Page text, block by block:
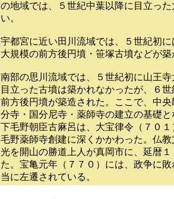
の地域では、５世紀中葉以降に目立っ
い。
宇都宮に近い田川流域では、５世紀初
大規模の前方後円墳・笹塚古墳などが
南部の思川流域では、５世紀初に山王
目立った古墳は築かれなかったが、６
前方後円墳が築造された。ここで、中
分寺・国分尼寺・薬師寺の建立の基礎
下毛野朝臣古麻呂は、大宝律令（７０
毛野薬師寺創建に深くかかわった。仏
光を開山の勝道上人が真岡市に、延暦
た。宝亀元年（７７０）には、政争に
当に左遷されている。